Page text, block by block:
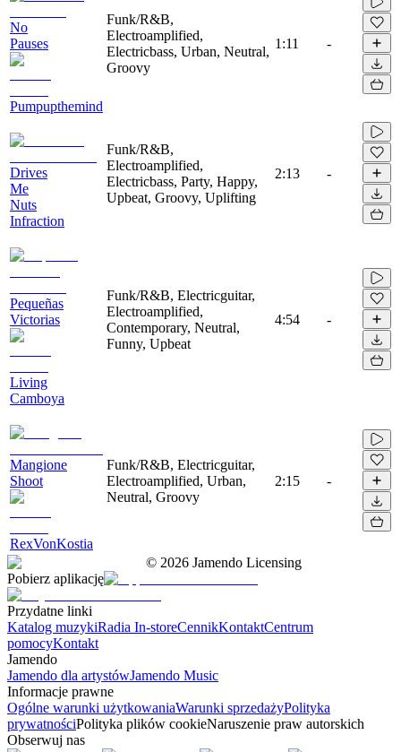
No
Pauses
Pumpupthemind
Funk/R&B,
Electroamplified,
Electricbass, Urban, Neutral,
Groovy
1:11 -
Drives
Me
Nuts
Infraction
Funk/R&B,
Electroamplified,
Electricbass, Party, Happy,
Upbeat, Groovy, Uplifting
2:13 -
Pequeñas
Victorias
Living
Camboya
Funk/R&B, Electricguitar,
Electroamplified,
Contemporary, Neutral,
Funny, Upbeat
4:54 -
Mangione
Shoot
RexVonKostia
Funk/R&B, Electricguitar,
Electroamplified, Urban,
Neutral, Groovy
2:15 -
© 2026 Jamendo Licensing
Pobierz aplikację
Przydatne linki
Katalog muzykiRadia In-storeCennikKontaktCentrum
pomocyKontakt
Jamendo
Jamendo dla artystówJamendo Music
Informacje prawne
Ogólne warunki użytkowaniaWarunki sprzedażyPolityka
prywatnościPolityka plików cookieNaruszenie praw autorskich
Obserwuj nas